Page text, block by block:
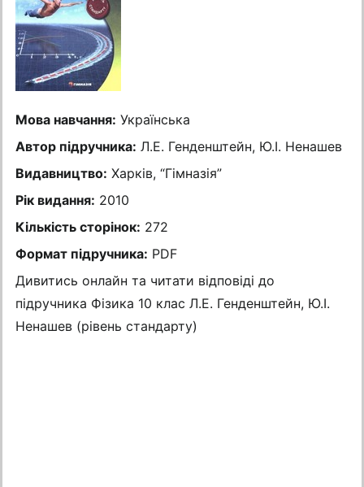
Мова навчання: Українська
Автор підручника: Л.Е. Генденштейн, Ю.І. Ненашев
Видавництво: Харків, “Гімназія”
Рік видання: 2010
Кількість сторінок: 272
Формат підручника: PDF
Дивитись онлайн та читати відповіді до
підручника Фізика 10 клас Л.Е. Генденштейн, Ю.І.
Ненашев (рівень стандарту)